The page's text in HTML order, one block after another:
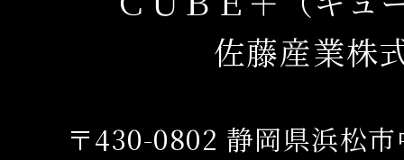
佐藤産業株
〒430-0802 静岡県浜松